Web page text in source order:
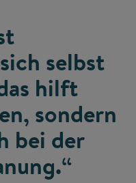
selbst
hilft
sondern
bei der